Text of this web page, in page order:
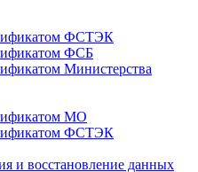
ФСТЭК
ФСБ
Министерства
МО
ФСТЭК
и восстановление данных